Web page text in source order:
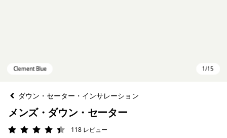
ダウン・セーター・インサレーション
メンズ・ダウン・セーター
評価: 4.3 / 5118 レビュー